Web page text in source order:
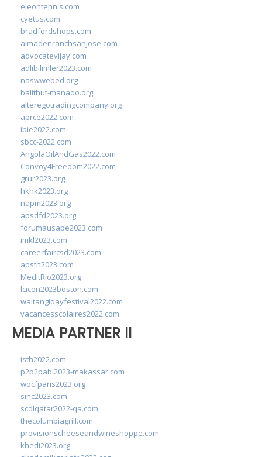
eleontennis.com
cyetus.com
bradfordshops.com
almadenranchsanjose.com
advocatevijay.com
adlibilimler2023.com
naswwebed.org
balithut-manado.org
alteregotradingcompany.org
aprce2022.com
ibie2022.com
sbcc-2022.com
AngolaOilAndGas2022.com
Convoy4Freedom2022.com
grur2023.org
hkhk2023.org
napm2023.org
apsdfd2023.org
forumausape2023.com
imkl2023.com
careerfaircsd2023.com
apsth2023.com
MedItRio2023.org
lcicon2023boston.com
waitangidayfestival2022.com
vacancesscolaires2022.com
MEDIA PARTNER II
isth2022.com
p2b2pabi2023-makassar.com
wocfparis2023.org
sinc2023.com
scdlqatar2022-qa.com
thecolumbiagrill.com
provisionscheeseandwineshoppe.com
khedi2023.org